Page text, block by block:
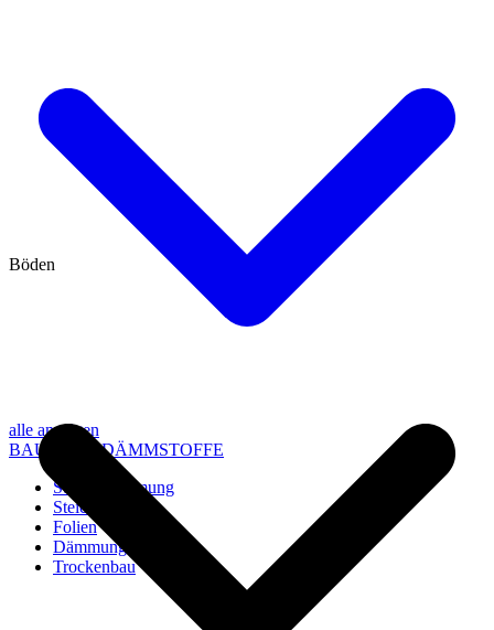
alle anzeigen
BAU- UND DÄMMSTOFFE
Steico Dämmung
Steico Zubehör
Folien
Dämmung
Trockenbau
Böden